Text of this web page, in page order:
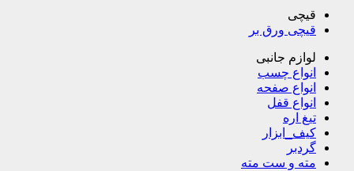
قیچی
قیچی ورق بر
لوازم جانبی
انواع چسب
انواع صفحه
انواع قفل
تیغ اره
کیف_ابزار
گردبر
مته و ست مته